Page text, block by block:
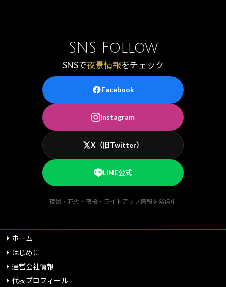
SNS Follow
SNSで夜景情報をチェック
Facebook
Instagram
X（旧Twitter）
LINE公式
夜景・花火・夜桜・ライトアップ情報を発信中
ホーム
はじめに
運営会社情報
代表プロフィール